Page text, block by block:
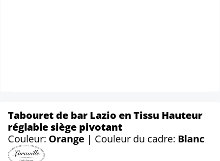
Tabouret de bar Lazio en Tissu Hauteur
réglable siège pivotant
Couleur: Orange | Couleur du cadre: Blanc